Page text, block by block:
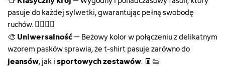
pasuje do każdej sylwetki, gwarantując pełną swobodę
ruchów. 🙆‍♀️🙆‍♂️
🎨 Uniwersalność– Beżowy kolor w połączeniu z delikatnym
wzorem pasków sprawia, że t-shirt pasuje zarówno do
jeansów, jak isportowych zestawów. 👖👟